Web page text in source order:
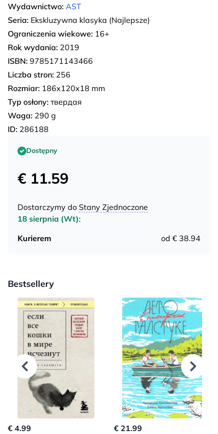
Wydawnictwo: AST
Seria: Ekskluzywna klasyka (Najlepsze)
Ograniczenia wiekowe: 16+
Rok wydania: 2019
ISBN: 9785171143466
Liczba stron: 256
Rozmiar: 186x120x18 mm
Typ osłony: твердая
Waga: 290 g
ID: 286188
Dostępny
€ 11.59
Dostarczymy do Stany Zjednoczone
18 sierpnia (Wt):
Kurierem
od € 38.94
Bestsellery
€ 4.99 € 21.99